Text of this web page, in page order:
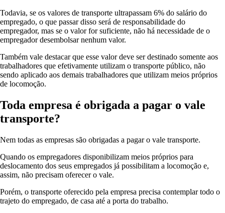
Todavia, se os valores de transporte ultrapassam 6% do salário do
empregado, o que passar disso será de responsabilidade do
empregador, mas se o valor for suficiente, não há necessidade de o
empregador desembolsar nenhum valor.
Também vale destacar que esse valor deve ser destinado somente aos
trabalhadores que efetivamente utilizam o transporte público, não
sendo aplicado aos demais trabalhadores que utilizam meios próprios
de locomoção.
Toda empresa é obrigada a pagar o vale
transporte?
Nem todas as empresas são obrigadas a pagar o vale transporte.
Quando os empregadores disponibilizam meios próprios para
deslocamento dos seus empregados já possibilitam a locomoção e,
assim, não precisam oferecer o vale.
Porém, o transporte oferecido pela empresa precisa contemplar todo o
trajeto do empregado, de casa até a porta do trabalho.